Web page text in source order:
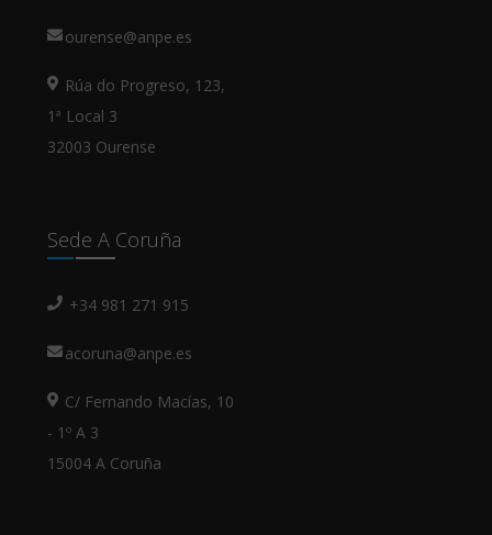
ourense@anpe.es
Rúa do Progreso, 123,
1ª Local 3
32003 Ourense
Sede A Coruña
+34 981 271 915
acoruna@anpe.es
C/ Fernando Macías, 10
- 1º A 3
15004 A Coruña